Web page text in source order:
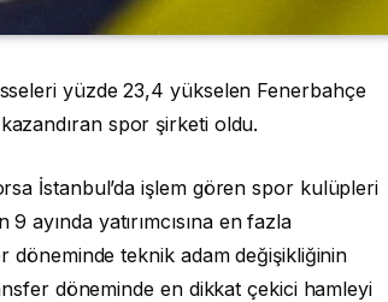
yüzde 23,4 yükselen Fenerbahçe
spor şirketi oldu.
İstanbul’da işlem gören spor kulüpleri
ayında yatırımcısına en fazla
döneminde teknik adam değişikliğinin
döneminde en dikkat çekici hamleyi